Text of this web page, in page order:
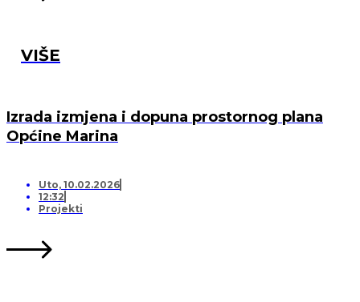
VIŠE
Izrada izmjena i dopuna prostornog plana
Općine Marina
Uto, 10.02.2026
12:32
Projekti